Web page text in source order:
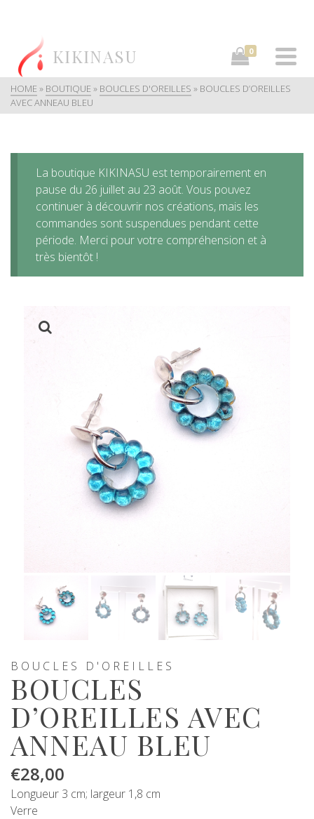
KIKINASU 0
HOME » BOUTIQUE » BOUCLES D'OREILLES » BOUCLES D’OREILLES
AVEC ANNEAU BLEU
La boutique KIKINASU est temporairement en
pause du 26 juillet au 23 août. Vous pouvez
continuer à découvrir nos créations, mais les
commandes sont suspendues pendant cette
période. Merci pour votre compréhension et à
très bientôt !
BOUCLES D'OREILLES
BOUCLES
D’OREILLES AVEC
ANNEAU BLEU
€28,00
Longueur 3 cm; largeur 1,8 cm
Verre